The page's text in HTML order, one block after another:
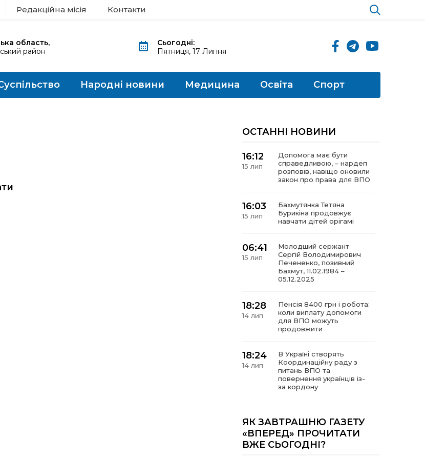
Редакційна місія Контакти
область,
район
Сьогодні:
Пятниця, 17 Липня
Народні новини Медицина Освіта Спорт
ОСТАННІ НОВИНИ
16:12
15 лип
Допомога має бути
справедливою, – нардеп
розповів, навіщо оновили
закон про права для ВПО
16:03
15 лип
Бахмутянка Тетяна
Бурикіна продовжує
навчати дітей орігамі
06:41
15 лип
Молодший сержант
Сергій Володимирович
Печененко, позивний
Бахмут, 11.02.1984 –
05.12.2025
18:28
14 лип
Пенсія 8400 грн і робота:
коли виплату допомоги
для ВПО можуть
продовжити
18:24
14 лип
В Україні створять
Координаційну раду з
питань ВПО та
повернення українців із-
за кордону
14 лип
Гощанщині: коли традиції
єднають громади
ЯК ЗАВТРАШНЮ ГАЗЕТУ
«ВПЕРЕД» ПРОЧИТАТИ
ВЖЕ СЬОГОДНІ?